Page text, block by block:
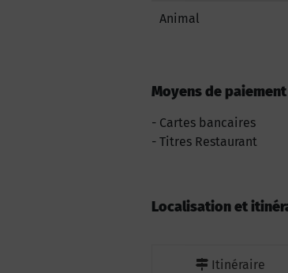
Animal
Moyens de paiement
Cartes bancaires
Titres Restaurant
Localisation et
Itinéraire